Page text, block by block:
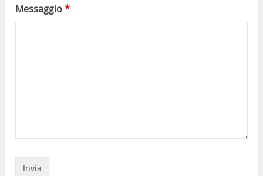
Messaggio*